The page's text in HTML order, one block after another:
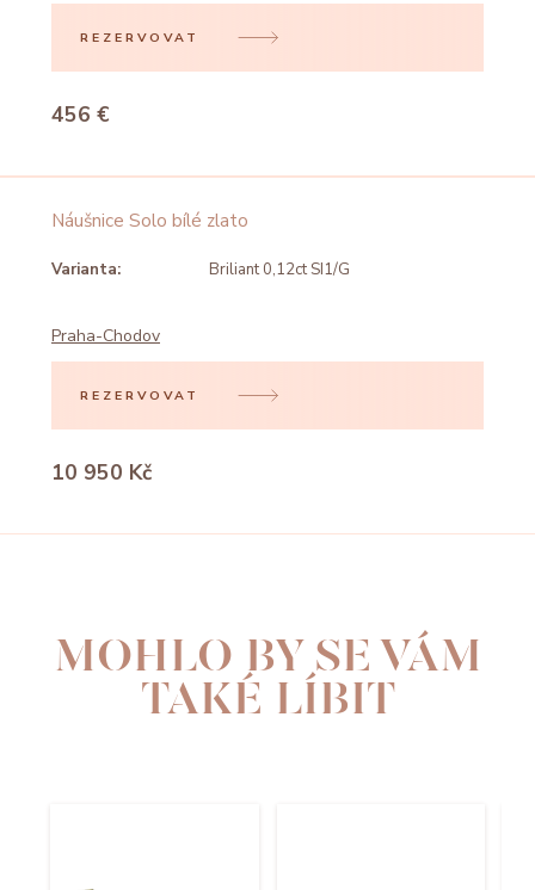
REZERVOVAT
456 €
Náušnice Solo bílé zlato
Varianta: Briliant 0,12ct SI1/G
Praha-Chodov
REZERVOVAT
10 950 Kč
MOHLO BY SE VÁM
TAKÉ LÍBIT